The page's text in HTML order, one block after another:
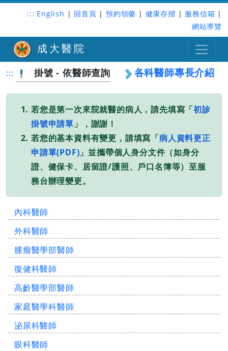
::: English | 回首頁 | 預約領藥 | 健康存摺 | 服務信箱 |
網站導覽
成大醫院
::: 掛號 - 依醫師查詢 各科醫師專長介紹
若您是第一次來院就醫的病人，請先填寫「初診
掛號申請單 」，謝謝！
若您的基本資料有變更，請填寫「病人資料更正
申請單(PDF) 」並攜帶個人身分文件（如身分
證、健保卡、居留證/護照、戶口名簿等）至服
務台辦理變更。
內科醫師
外科醫師
腫瘤醫學部醫師
復健科醫師
高齡醫學部醫師
家庭醫學科醫師
泌尿科醫師
眼科醫師